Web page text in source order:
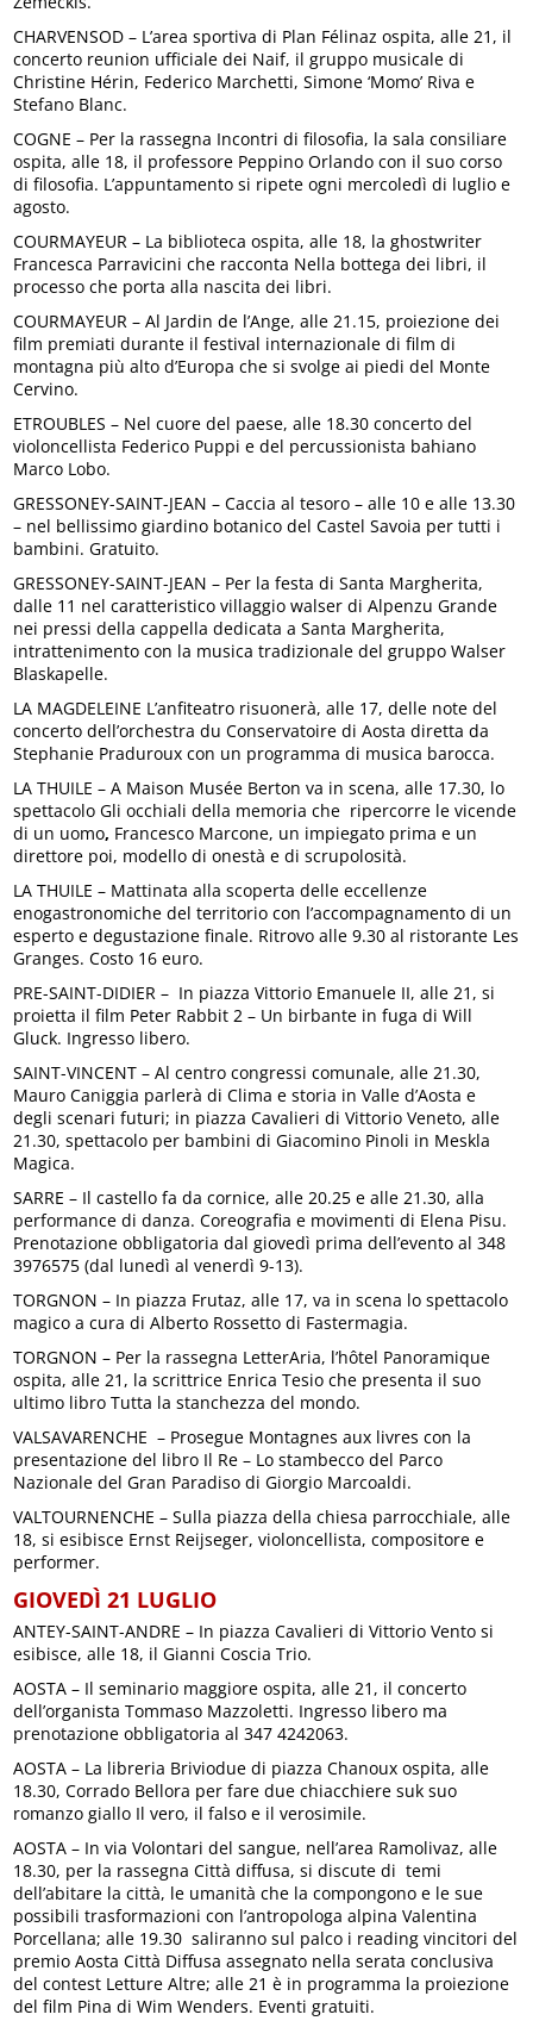
CHARVENSOD – L’area sportiva di Plan Félinaz ospita, alle 21, il
concerto reunion ufficiale dei Naif, il gruppo musicale di
Christine Hérin, Federico Marchetti, Simone ‘Momo’ Riva e
Stefano Blanc.
COGNE – Per la rassegna Incontri di filosofia, la sala consiliare
ospita, alle 18, il professore Peppino Orlando con il suo corso
di filosofia. L’appuntamento si ripete ogni mercoledì di luglio e
agosto.
COURMAYEUR – La biblioteca ospita, alle 18, la ghostwriter
Francesca Parravicini che racconta Nella bottega dei libri, il
processo che porta alla nascita dei libri.
COURMAYEUR – Al Jardin de l’Ange, alle 21.15, proiezione dei
film premiati durante il festival internazionale di film di
montagna più alto d’Europa che si svolge ai piedi del Monte
Cervino.
ETROUBLES – Nel cuore del paese, alle 18.30 concerto del
violoncellista Federico Puppi e del percussionista bahiano
Marco Lobo.
GRESSONEY-SAINT-JEAN – Caccia al tesoro – alle 10 e alle 13.30
– nel bellissimo giardino botanico del Castel Savoia per tutti i
bambini. Gratuito.
GRESSONEY-SAINT-JEAN – Per la festa di Santa Margherita,
dalle 11 nel caratteristico villaggio walser di Alpenzu Grande
nei pressi della cappella dedicata a Santa Margherita,
intrattenimento con la musica tradizionale del gruppo Walser
Blaskapelle.
LA MAGDELEINE L’anfiteatro risuonerà, alle 17, delle note del
concerto dell’orchestra du Conservatoire di Aosta diretta da
Stephanie Praduroux con un programma di musica barocca.
LA THUILE – A Maison Musée Berton va in scena, alle 17.30, lo
spettacolo Gli occhiali della memoria che ripercorre le vicende
di un uomo, Francesco Marcone, un impiegato prima e un
direttore poi, modello di onestà e di scrupolosità.
LA THUILE – Mattinata alla scoperta delle eccellenze
enogastronomiche del territorio con l’accompagnamento di un
esperto e degustazione finale. Ritrovo alle 9.30 al ristorante Les
Granges. Costo 16 euro.
PRE-SAINT-DIDIER – In piazza Vittorio Emanuele II, alle 21, si
proietta il film Peter Rabbit 2 – Un birbante in fuga di Will
Gluck. Ingresso libero.
SAINT-VINCENT – Al centro congressi comunale, alle 21.30,
Mauro Caniggia parlerà di Clima e storia in Valle d’Aosta e
degli scenari futuri; in piazza Cavalieri di Vittorio Veneto, alle
21.30, spettacolo per bambini di Giacomino Pinoli in Meskla
Magica.
SARRE – Il castello fa da cornice, alle 20.25 e alle 21.30, alla
performance di danza. Coreografia e movimenti di Elena Pisu.
Prenotazione obbligatoria dal giovedì prima dell’evento al 348
3976575 (dal lunedì al venerdì 9-13).
TORGNON – In piazza Frutaz, alle 17, va in scena lo spettacolo
magico a cura di Alberto Rossetto di Fastermagia.
TORGNON – Per la rassegna LetterAria, l’hôtel Panoramique
ospita, alle 21, la scrittrice Enrica Tesio che presenta il suo
ultimo libro Tutta la stanchezza del mondo.
VALSAVARENCHE – Prosegue Montagnes aux livres con la
presentazione del libro Il Re – Lo stambecco del Parco
Nazionale del Gran Paradiso di Giorgio Marcoaldi.
VALTOURNENCHE – Sulla piazza della chiesa parrocchiale, alle
18, si esibisce Ernst Reijseger, violoncellista, compositore e
performer.
GIOVEDÌ 21 LUGLIO
ANTEY-SAINT-ANDRE – In piazza Cavalieri di Vittorio Vento si
esibisce, alle 18, il Gianni Coscia Trio.
AOSTA – Il seminario maggiore ospita, alle 21, il concerto
dell’organista Tommaso Mazzoletti. Ingresso libero ma
prenotazione obbligatoria al 347 4242063.
AOSTA – La libreria Briviodue di piazza Chanoux ospita, alle
18.30, Corrado Bellora per fare due chiacchiere suk suo
romanzo giallo Il vero, il falso e il verosimile.
AOSTA – In via Volontari del sangue, nell’area Ramolivaz, alle
18.30, per la rassegna Città diffusa, si discute di temi
dell’abitare la città, le umanità che la compongono e le sue
possibili trasformazioni con l’antropologa alpina Valentina
Porcellana; alle 19.30 saliranno sul palco i reading vincitori del
premio Aosta Città Diffusa assegnato nella serata conclusiva
del contest Letture Altre; alle 21 è in programma la proiezione
del film Pina di Wim Wenders. Eventi gratuiti.